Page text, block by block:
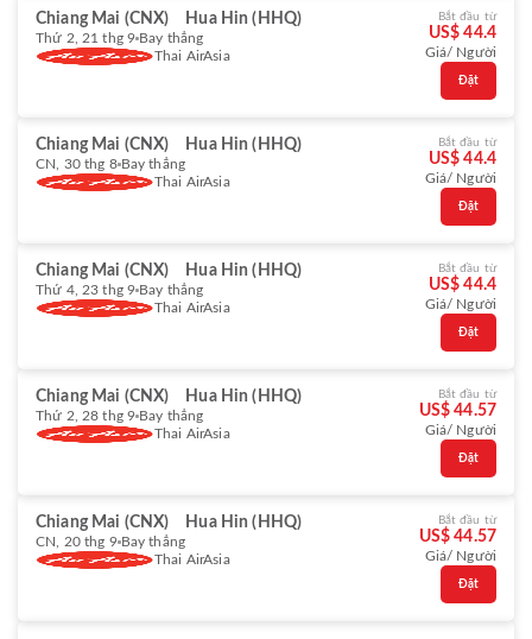
Chiang Mai (CNX) Hua Hin (HHQ)
Thứ 2, 21 thg 9 Bay thẳng
Thai AirAsia
Bắt đầu từ
US$ 44.4
Giá/ Người
Đặt
Chiang Mai (CNX) Hua Hin (HHQ)
CN, 30 thg 8 Bay thẳng
Thai AirAsia
Bắt đầu từ
US$ 44.4
Giá/ Người
Đặt
Chiang Mai (CNX) Hua Hin (HHQ)
Thứ 4, 23 thg 9 Bay thẳng
Thai AirAsia
Bắt đầu từ
US$ 44.4
Giá/ Người
Đặt
Chiang Mai (CNX) Hua Hin (HHQ)
Thứ 2, 28 thg 9 Bay thẳng
Thai AirAsia
Bắt đầu từ
US$ 44.57
Giá/ Người
Đặt
Chiang Mai (CNX) Hua Hin (HHQ)
CN, 20 thg 9 Bay thẳng
Thai AirAsia
Bắt đầu từ
US$ 44.57
Giá/ Người
Đặt